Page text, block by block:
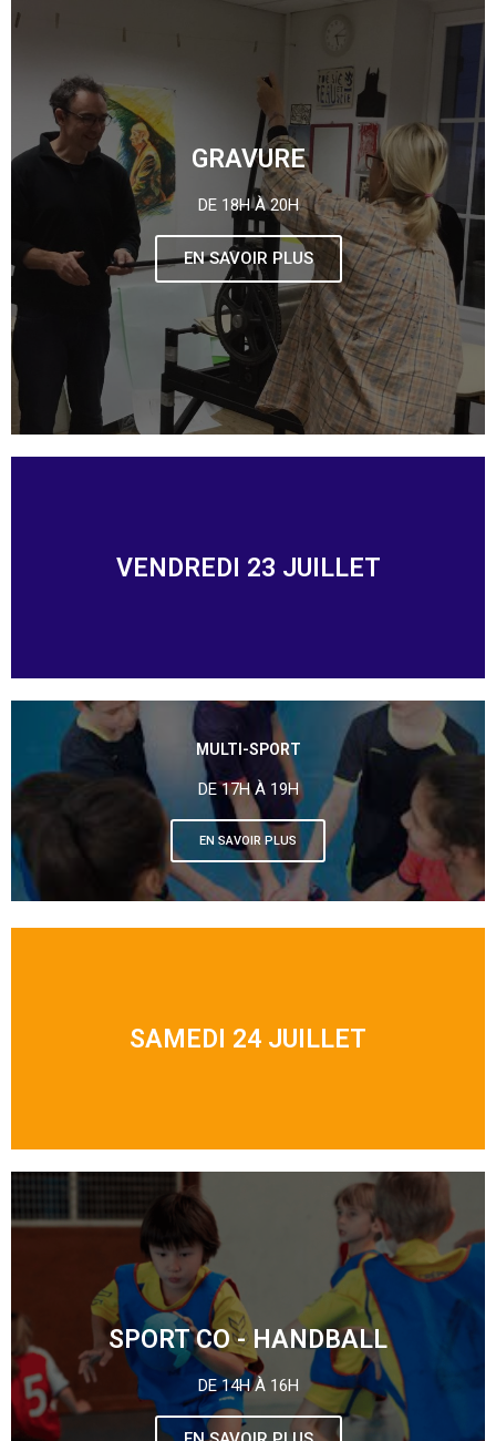
GRAVURE
DE 18H À 20H
EN SAVOIR PLUS
VENDREDI 23 JUILLET
MULTI-SPORT
DE 17H À 19H
EN SAVOIR PLUS
SAMEDI 24 JUILLET
SPORT CO - HANDBALL
DE 14H À 16H